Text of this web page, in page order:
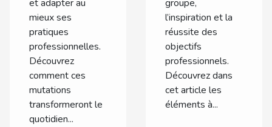
et adapter au
mieux ses
pratiques
professionnelles.
Découvrez
comment ces
mutations
transformeront le
quotidien...
groupe,
l’inspiration et la
réussite des
objectifs
professionnels.
Découvrez dans
cet article les
éléments à...